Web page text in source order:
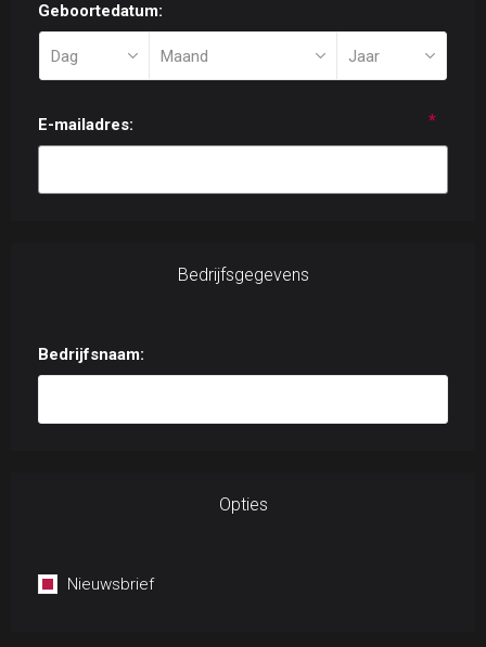
Geboortedatum:
E-mailadres: *
Bedrijfsgegevens
Bedrijfsnaam:
Opties
Nieuwsbrief